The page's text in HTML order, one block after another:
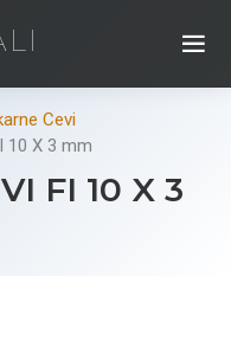
Cevi
10 X 3 mm
FI 10 X 3